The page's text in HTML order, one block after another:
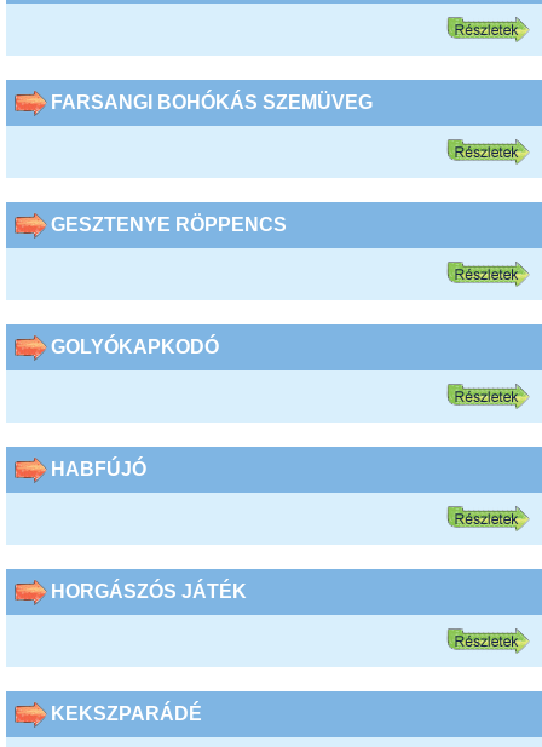
FARSANGI BOHÓKÁS SZEMÜVEG
GESZTENYE RÖPPENCS
GOLYÓKAPKODÓ
HABFÚJÓ
HORGÁSZÓS JÁTÉK
KEKSZPARÁDÉ